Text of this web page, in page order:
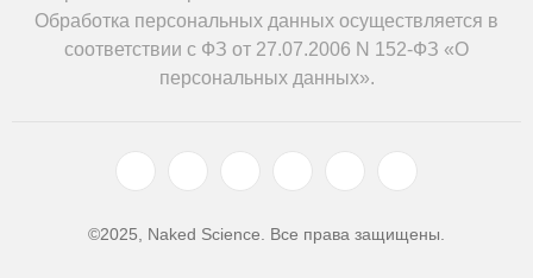
Обработка персональных данных осуществляется в
соответствии с ФЗ от 27.07.2006 N 152-ФЗ «О
персональных данных».
©2025, Naked Science. Все права защищены.